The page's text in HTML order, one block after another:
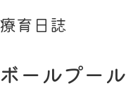
療育日誌
ボールプール